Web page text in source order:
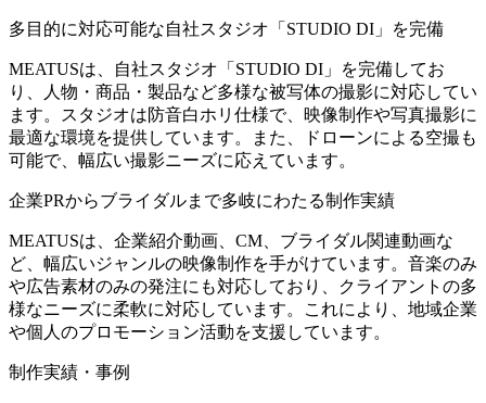
多目的に対応可能な自社スタジオ「STUDIO DI」を完備
MEATUSは、自社スタジオ「STUDIO DI」を完備してお
り、人物・商品・製品など多様な被写体の撮影に対応してい
ます。スタジオは防音白ホリ仕様で、映像制作や写真撮影に
最適な環境を提供しています。また、ドローンによる空撮も
可能で、幅広い撮影ニーズに応えています。
企業PRからブライダルまで多岐にわたる制作実績
MEATUSは、企業紹介動画、CM、ブライダル関連動画な
ど、幅広いジャンルの映像制作を手がけています。音楽のみ
や広告素材のみの発注にも対応しており、クライアントの多
様なニーズに柔軟に対応しています。これにより、地域企業
や個人のプロモーション活動を支援しています。
制作実績・事例